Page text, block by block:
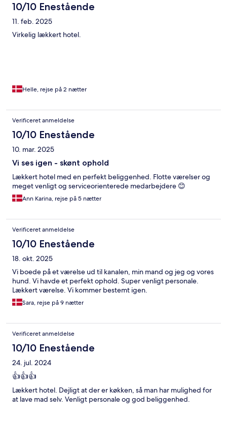
10/10 Enestående
11. feb. 2025
Virkelig lækkert hotel.
Helle, rejse på 2 nætter
Verificeret anmeldelse
10/10 Enestående
10. mar. 2025
Vi ses igen - skønt ophold
Lækkert hotel med en perfekt beliggenhed. Flotte værelser og
meget venligt og serviceorienterede medarbejdere 😊
Ann Karina, rejse på 5 nætter
Verificeret anmeldelse
10/10 Enestående
18. okt. 2025
Vi boede på et værelse ud til kanalen, min mand og jeg og vores
hund. Vi havde et perfekt ophold. Super venligt personale.
Lækkert værelse. Vi kommer bestemt igen.
Sara, rejse på 9 nætter
Verificeret anmeldelse
10/10 Enestående
24. jul. 2024
👍👍👍
Lækkert hotel. Dejligt at der er køkken, så man har mulighed for
at lave mad selv. Venligt personale og god beliggenhed.